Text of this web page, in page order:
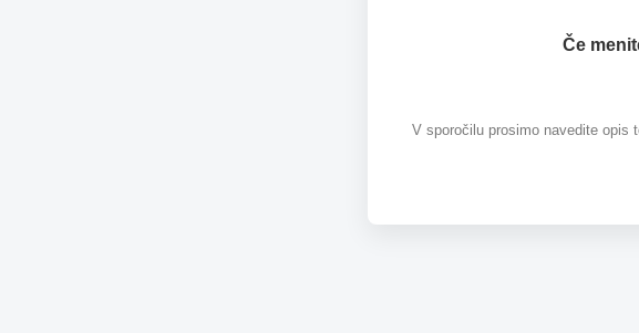
Če
V sporočilu prosimo navedite opis